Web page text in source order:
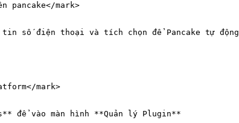
mark>
số điện thoại và tích chọn để Pancake tự
mark>
để vào màn hình **Quản lý Plugin**